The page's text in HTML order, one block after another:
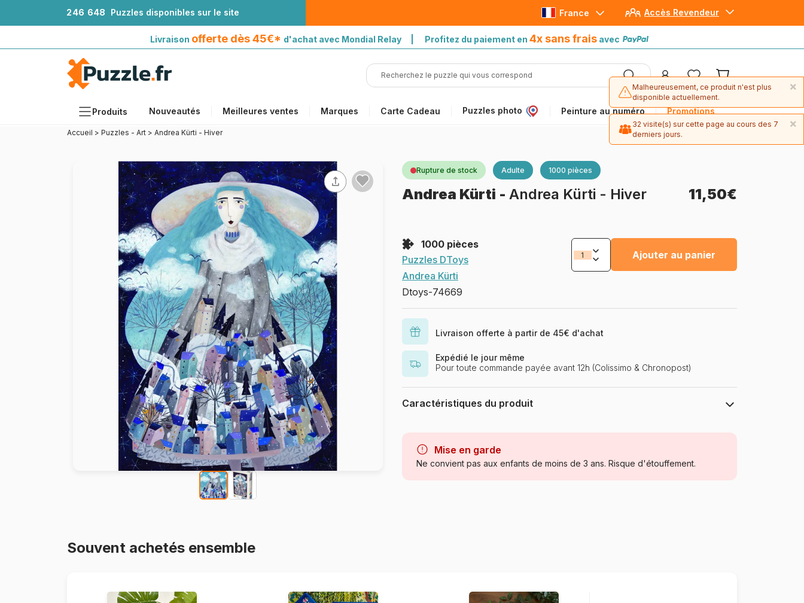
246 648 Puzzles disponibles sur le site Accès Revendeur
France
Livraison offerte dès 45€* d'achat avec Mondial Relay | Profitez du paiement en 4x sans frais avec
Produits Nouveautés Meilleures ventes Marques Carte Cadeau Puzzles photo Peinture au numéro Promotions
Accessoires
Puzzles en bois
Peinture au numéro
avec Mondial Relay
avec Paypal
Accueil > Puzzles - Art > Andrea Kürti - Hiver
Rupture de stock Adulte 1000 pièces
Andrea Kürti - Andrea Kürti - Hiver 11,50€
1000 pièces
Puzzles DToys
Andrea Kürti
Dtoys-74669
Ajouter au panier
Livraison offerte à partir de 45€ d'achat
Expédié le jour même
Pour toute commande payée avant 12h (Colissimo & Chronopost)
Caractéristiques du produit
Catégorie
Age
Puzzle pour Adultes (500 à 48.000
Mise en garde
Ne convient pas aux enfants de moins de 3 ans. Risque d'étouffement.
Souvent achetés ensemble
×
Malheureusement, ce produit n'est plus
disponible actuellement.
×
32 visite(s) sur cette page au cours des 7
derniers jours.